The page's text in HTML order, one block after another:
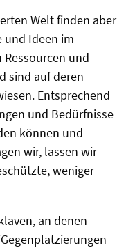
Welt finden aber
und Ideen im
und
sind auf deren
Entsprechend
und Bedürfnisse
können und
wir, lassen wir
weniger
an denen